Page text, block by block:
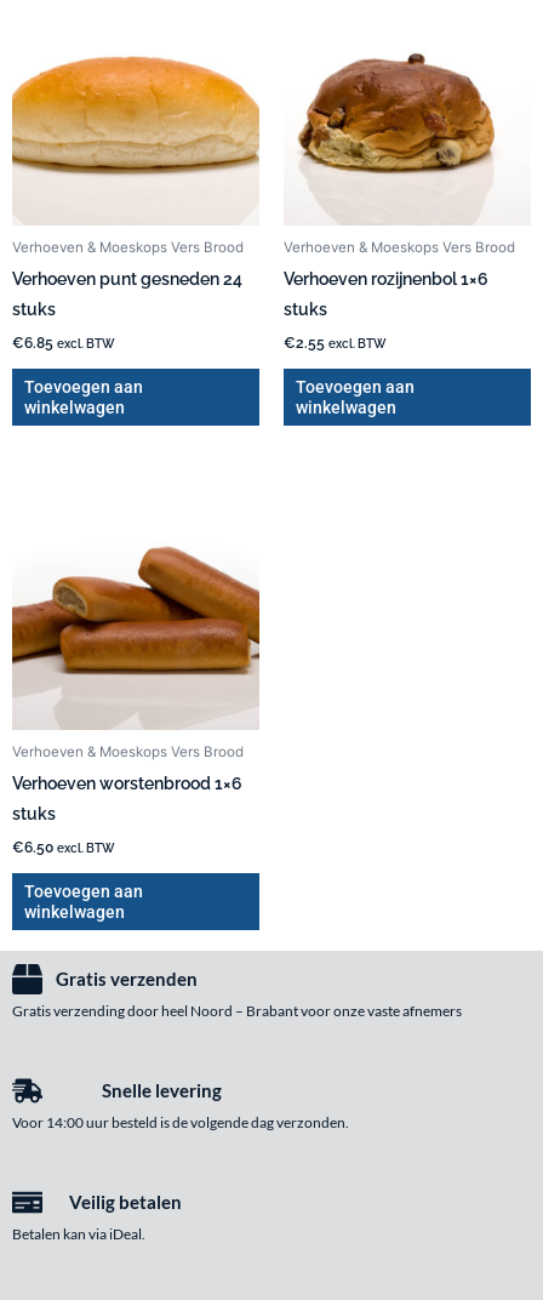
Verhoeven & Moeskops Vers Brood
Verhoeven punt gesneden 24
stuks
€6.85 excl. BTW
Toevoegen aan
winkelwagen
Verhoeven & Moeskops Vers Brood
Verhoeven rozijnenbol 1×6
stuks
€2.55 excl. BTW
Toevoegen aan
winkelwagen
Verhoeven & Moeskops Vers Brood
Verhoeven worstenbrood 1×6
stuks
€6.50 excl. BTW
Toevoegen aan
winkelwagen
Gratis verzenden
Gratis verzending door heel Noord – Brabant voor onze vaste afnemers
Snelle levering
Voor 14:00 uur besteld is de volgende dag verzonden.
Veilig betalen
Betalen kan via iDeal.